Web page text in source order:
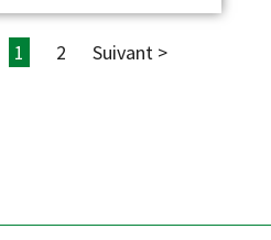
1 2 Suivant >